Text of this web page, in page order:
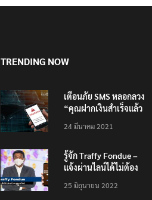
TRENDING NOW
เตือนภัย SMS หลอกลวง
“คุณฝากเงินสำเร็จแล้ว
200,000 บาท”
24 มีนาคม 2021
รู้จัก Traffy Fondue –
แจ้งผ่านไลน์ได้ไม่ต้อง
ทั่วไทย ไม่ใช่แค่ในกรุง
25 มิถุนายน 2022